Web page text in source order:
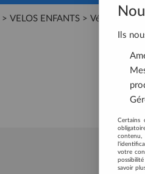
> VELOS ENFANTS > Vélos
Ils
Certains
contenu,
votre
savoir